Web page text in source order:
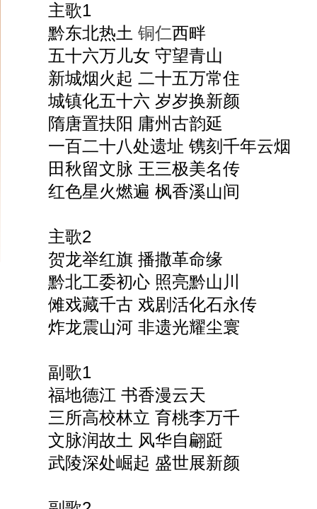
主歌1
黔东北热土 铜仁西畔
五十六万儿女 守望青山
新城烟火起 二十五万常住
城镇化五十六 岁岁换新颜
隋唐置扶阳 庸州古韵延
一百二十八处遗址 镌刻千年云烟
田秋留文脉 王三极美名传
红色星火燃遍 枫香溪山间
主歌2
贺龙举红旗 播撒革命缘
黔北工委初心 照亮黔山川
傩戏藏千古 戏剧活化石永传
炸龙震山河 非遗光耀尘寰
副歌1
福地德江 书香漫云天
三所高校林立 育桃李万千
文脉润故土 风华自翩跹
武陵深处崛起 盛世展新颜